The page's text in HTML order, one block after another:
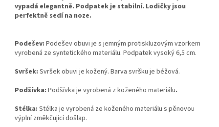
vypadá elegantně. Podpatek je stabilní. Lodičky jsou
perfektně sedí na noze.
Podešev: Podešev obuvi je s jemným protiskluzovým vzorkem
vyrobená ze syntetického materiálu. Podpatek vysoký 6,5 cm.
Svršek: Svršek obuvi je kožený. Barva svršku je béžová.
Podšívka: Podšívka je vyrobená z koženého materiálu.
Stélka: Stélka je vyrobená ze koženého materiálu s pěnovou
výplní změkčující došlap.